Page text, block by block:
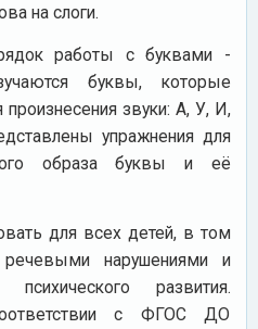
на слоги.
работы с буквами -
буквы, которые
звуки: А, У, И,
упражнения для
образа буквы и её
для всех детей, в том
нарушениями и
развития.
с ФГОС ДО